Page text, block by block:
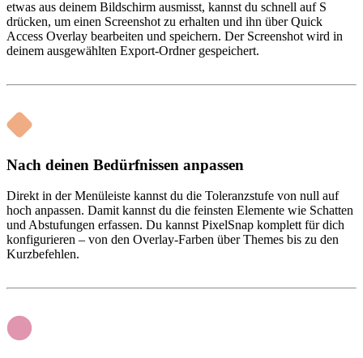
etwas aus deinem Bildschirm ausmisst, kannst du schnell auf S
drücken, um einen Screenshot zu erhalten und ihn über Quick
Access Overlay bearbeiten und speichern. Der Screenshot wird in
deinem ausgewählten Export-Ordner gespeichert.
Nach deinen Bedürfnissen anpassen
Direkt in der Menüleiste kannst du die Toleranzstufe von null auf
hoch anpassen. Damit kannst du die feinsten Elemente wie Schatten
und Abstufungen erfassen. Du kannst PixelSnap komplett für dich
konfigurieren – von den Overlay-Farben über Themes bis zu den
Kurzbefehlen.